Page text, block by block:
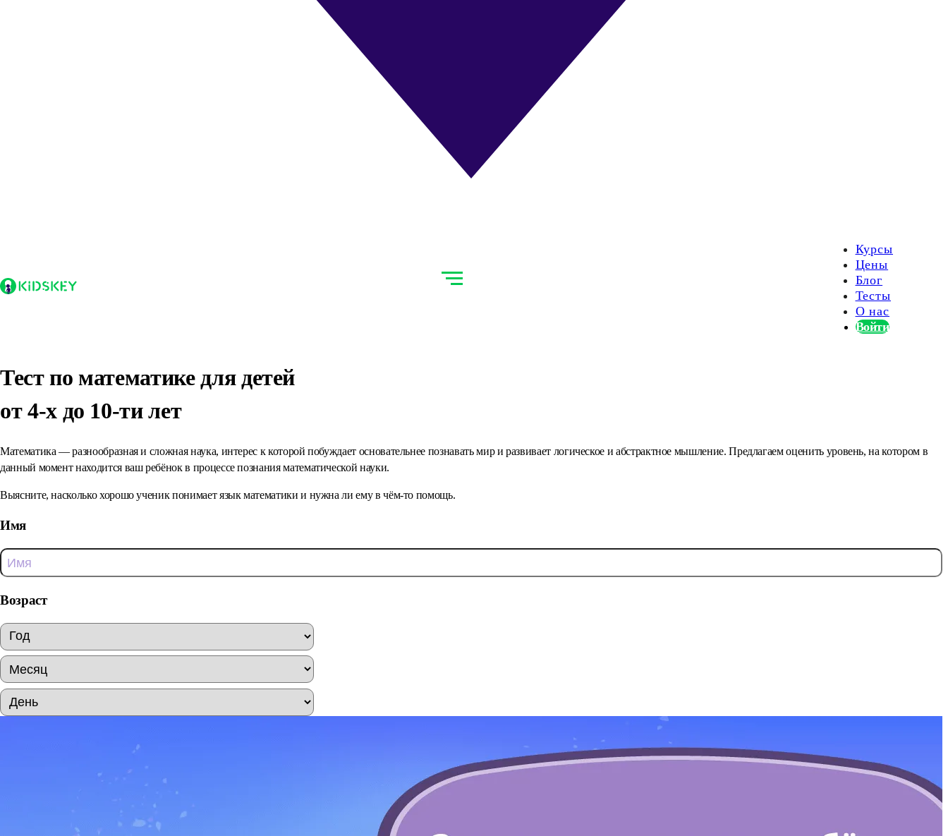
Курсы
Цены
Блог
Тесты
О нас
Войти
Тест по математике для детей
от 4-х до 10-ти лет
Математика — разнообразная и сложная наука, интерес к которой побуждает основательнее познавать мир и развивает логическое и абстрактное мышление. Предлагаем оценить уровень, на котором в
данный момент находится ваш ребёнок в процессе познания математической науки.
Выясните, насколько хорошо ученик понимает язык математики и нужна ли ему в чём-то помощь.
Имя
Возраст